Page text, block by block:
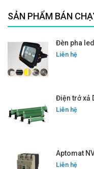
SẢN PHẨM BÁN
Đèn pha
Liên hệ
Điện trở xả
Liên hệ
Aptomat
Liên hệ